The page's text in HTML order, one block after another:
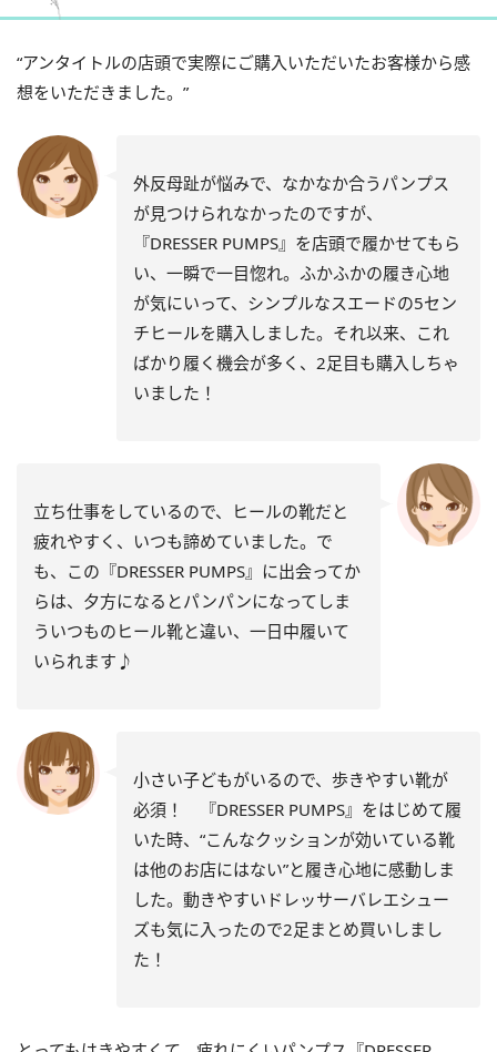
“アンタイトルの店頭で実際にご購入いただいたお客様から感
想をいただきました。”
外反母趾が悩みで、なかなか合うパンプス
が見つけられなかったのですが、
『DRESSER PUMPS』を店頭で履かせてもら
い、一瞬で一目惚れ。ふかふかの履き心地
が気にいって、シンプルなスエードの5セン
チヒールを購入しました。それ以来、これ
ばかり履く機会が多く、2足目も購入しちゃ
いました！
立ち仕事をしているので、ヒールの靴だと
疲れやすく、いつも諦めていました。で
も、この『DRESSER PUMPS』に出会ってか
らは、夕方になるとパンパンになってしま
ういつものヒール靴と違い、一日中履いて
いられます♪
小さい子どもがいるので、歩きやすい靴が
必須！ 『DRESSER PUMPS』をはじめて履
いた時、“こんなクッションが効いている靴
は他のお店にはない”と履き心地に感動しま
した。動きやすいドレッサーバレエシュー
ズも気に入ったので2足まとめ買いしまし
た！